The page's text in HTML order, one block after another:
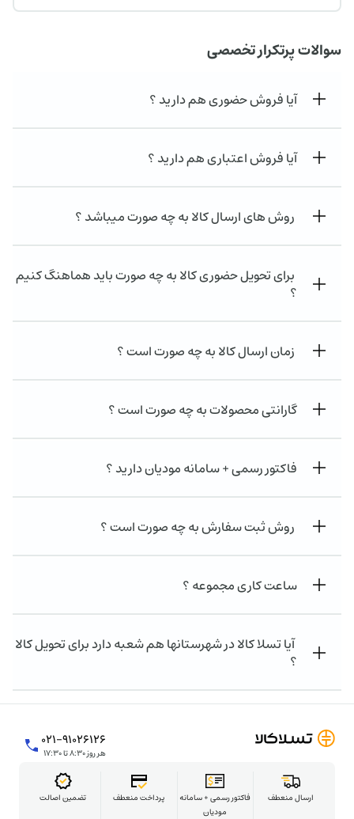
سوالات پرتکرار تخصصی
آیا فروش حضوری هم دارید ؟
آیا فروش اعتباری هم دارید ؟
روش های ارسال کالا به چه صورت میباشد ؟
برای تحویل حضوری کالا به چه صورت باید هماهنگ کنیم
؟
زمان ارسال کالا به چه صورت است ؟
گارانتی محصولات به چه صورت است ؟
فاکتور رسمی + سامانه مودیان دارید ؟
روش ثبت سفارش به چه صورت است ؟
ساعت کاری مجموعه ؟
آیا تسلا کالا در شهرستانها هم شعبه دارد برای تحویل کالا
؟
۰۲۱-۹۱۰۲۶۱۲۶
هر روز ۸:۳۰ تا ۱۷:۳۰
تضمین اصالت پرداخت منعطف
فاکتور رسمی + سامانه
مودیان
ارسال منعطف